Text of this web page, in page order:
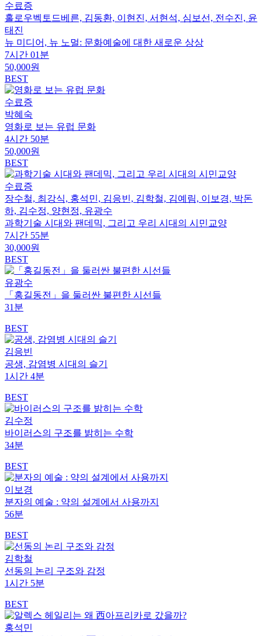
수료증
홀로우벡토드베른, 김동환, 이현진, 서현석, 심보선, 전수진, 윤
태진
뉴 미디어, 뉴 노멀: 문화예술에 대한 새로운 상상
7시간 01분
50,000원
BEST
수료증
박혜숙
영화로 보는 유럽 문화
4시간 50분
50,000원
BEST
수료증
장수철, 최강식, 홍석민, 김응빈, 김학철, 김예림, 이보경, 박돈
하, 김수정, 양현정, 유광수
과학기술 시대와 팬데믹, 그리고 우리 시대의 시민교양
7시간 55분
30,000원
BEST
유광수
「홍길동전」을 둘러싼 불편한 시선들
31분
BEST
김응빈
공생, 감염병 시대의 슬기
1시간 4분
BEST
김수정
바이러스의 구조를 밝히는 수학
34분
BEST
이보경
분자의 예술 : 약의 설계에서 사용까지
56분
BEST
김학철
선동의 논리 구조와 감정
1시간 5분
BEST
홍석민